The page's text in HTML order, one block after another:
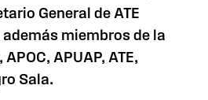
General de ATE
miembros de la
APUAP, ATE,
Sala.